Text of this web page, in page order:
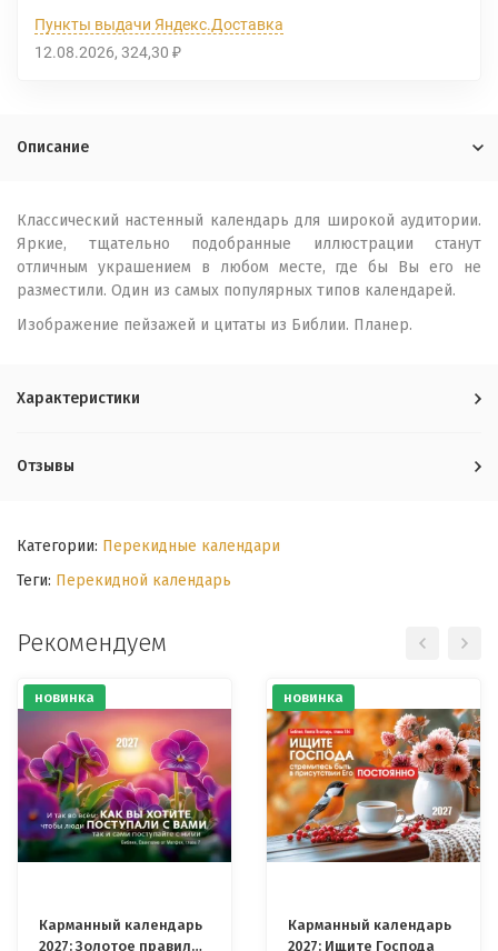
Пункты выдачи Яндекс.Доставка
12.08.2026 324,30 ₽
Описание
Классический настенный календарь для широкой аудитории.
Яркие, тщательно подобранные иллюстрации станут
отличным украшением в любом месте, где бы Вы его не
разместили. Один из самых популярных типов календарей.
Изображение пейзажей и цитаты из Библии. Планер.
Характеристики
Отзывы
Категории: Перекидные календари
Теги: Перекидной календарь
Рекомендуем
новинка
Карманный календарь
2027: Золотое правило
новинка
Карманный календарь
2027: Ищите Господа